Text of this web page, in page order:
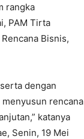
rangka
PAM Tirta
Bisnis,
dengan
rencana
katanya
Senin, 19 Mei